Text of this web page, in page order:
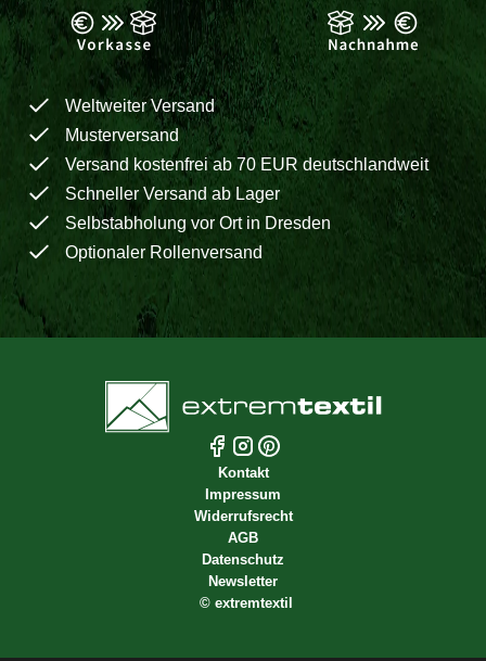
Weltweiter Versand
Musterversand
Versand kostenfrei ab 70 EUR deutschlandweit
Schneller Versand ab Lager
Selbstabholung vor Ort in Dresden
Optionaler Rollenversand
Kontakt
Impressum
Widerrufsrecht
AGB
Datenschutz
Newsletter
© extremtextil